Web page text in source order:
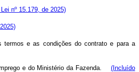
nº 15.179, de 2025)
termos e as condições do contrato e para a
e do Ministério da Fazenda.
(Incluído